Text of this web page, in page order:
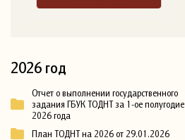
2026 год
Отчет о выполнении государственного
задания ГБУК ТОДНТ за 1-ое полугодие
2026 года
План ТОДНТ на 2026 от 29.01.2026